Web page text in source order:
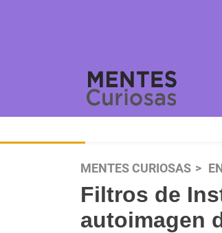
MENTES CURIOSAS
Filtros de
autoimagen